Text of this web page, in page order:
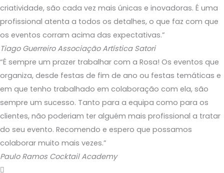
criatividade, são cada vez mais únicas e inovadoras. É uma
profissional atenta a todos os detalhes, o que faz com que
os eventos corram acima das expectativas.”
Tiago GuerreiroAssociação Artística Satori
“É sempre um prazer trabalhar com a Rosa! Os eventos que
organiza, desde festas de fim de ano ou festas temáticas e
em que tenho trabalhado em colaboração com ela, são
sempre um sucesso. Tanto para a equipa como para os
clientes, não poderiam ter alguém mais profissional a tratar
do seu evento. Recomendo e espero que possamos
colaborar muito mais vezes.”
Paulo Ramos Cocktail Academy